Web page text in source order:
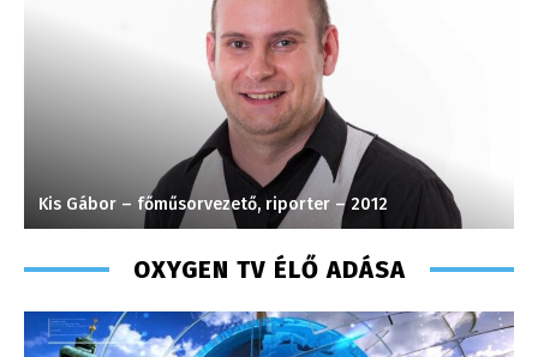
Kis Gábor – főműsorvezető, riporter – 2012
OXYGEN TV ÉLŐ ADÁSA